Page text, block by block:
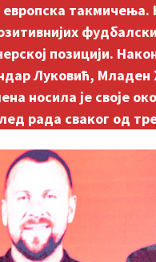
европска
позицији.
Луковић, Младен
носила је своје
рада сваког од